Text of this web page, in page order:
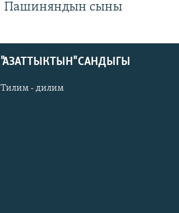
Пашиняндын сыны
"АЗАТТЫКТЫН" САНДЫГЫ
Тилим - дилим